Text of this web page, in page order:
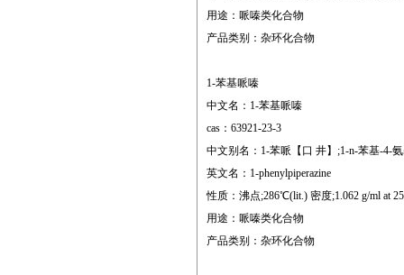
用途：哌嗪类化合物
产品类别：杂环化合物
1-苯基哌嗪
中文名：1-苯基哌嗪
cas：63921-23-3
中文别名：1-苯哌【口 井】;1-n-苯基-4-
英文名：1-phenylpiperazine
性质：沸点;286℃(lit.) 密度;1.062 g/ml at
用途：哌嗪类化合物
产品类别：杂环化合物